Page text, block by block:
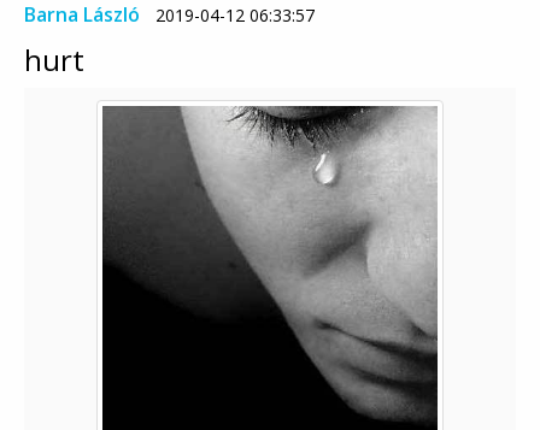
Barna László 2019-04-12 06:33:57
hurt